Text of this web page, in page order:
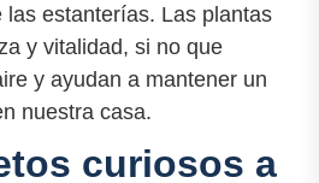
las estanterías. Las plantas
y vitalidad, si no que
y ayudan a mantener un
nuestra casa.
curiosos a